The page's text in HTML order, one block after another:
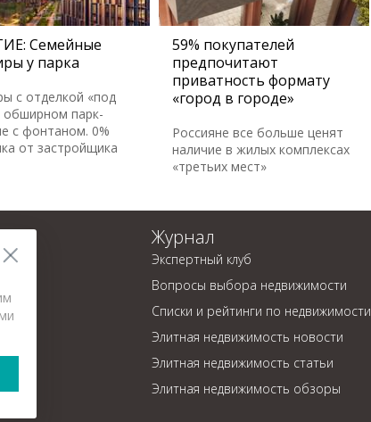
Семейные
у парка
с отделкой «под
обширном парк-
с фонтаном. 0%
от застройщика
59% покупателей
предпочитают
приватность формату
«город в городе»
Россияне все больше ценят
наличие в жилых комплексах
«третьих мест»
Журнал
Экспертный клуб
Вопросы выбора недвижимости
Списки и рейтинги по недвижимости
Элитная недвижимость новости
Элитная недвижимость статьи
Элитная недвижимость обзоры